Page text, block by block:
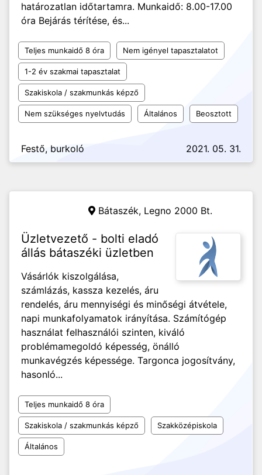
határozatlan időtartamra. Munkaidő: 8.00-17.00
óra Bejárás térítése, és...
Teljes munkaidő 8 óra Nem igényel tapasztalatot
1-2 év szakmai tapasztalat
Szakiskola / szakmunkás képző
Nem szükséges nyelvtudás Általános Beosztott
Festő, burkoló 2021. 05. 31.
Bátaszék, Legno 2000 Bt.
Üzletvezető - bolti eladó
állás bátaszéki üzletben
Vásárlók kiszolgálása,
számlázás, kassza kezelés, áru
rendelés, áru mennyiségi és minőségi átvétele,
napi munkafolyamatok irányítása. Számítógép
használat felhasználói szinten, kiváló
problémamegoldó képesség, önálló
munkavégzés képessége. Targonca jogosítvány,
hasonló...
Teljes munkaidő 8 óra
Szakiskola / szakmunkás képző Szakközépiskola
Általános